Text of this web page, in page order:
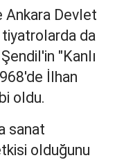
Kırşehir
Kocaeli
Konya
Kütahya
Malatya
Manisa
Ankara Devlet
tiyatrolarda da
"Kanlı
İlhan
oldu.
sanat
olduğunu